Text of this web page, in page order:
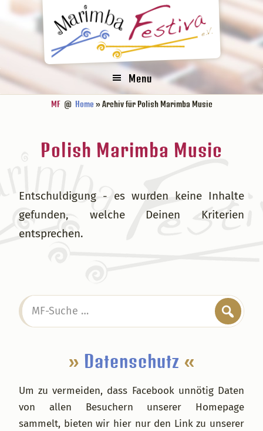
Hauptnavigation
Seitenspalte
Menu
MF@ Home » Archiv für Polish Marimba Music
Polish Marimba Music
Entschuldigung - es wurden keine Inhalte
gefunden, welche Deinen Kriterien
entsprechen.
Seitenspalte
MF-
Suche
» Datenschutz «
Um zu vermeiden, dass Facebook unnötig Daten
von allen Besuchern unserer Homepage
sammelt, bieten wir hier nur den Link zu unserer